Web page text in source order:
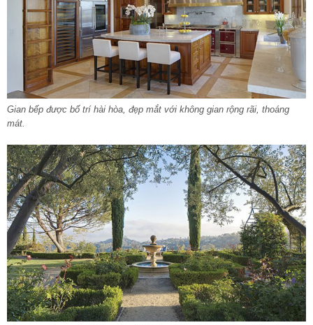
Gian bếp được bố trí hài hòa, đẹp mắt với không gian rộng rãi, thoáng
mát.